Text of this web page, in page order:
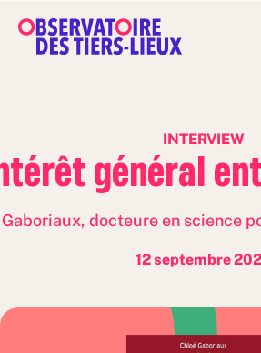
INTERVIEW
général
docteure en science
12 septembre